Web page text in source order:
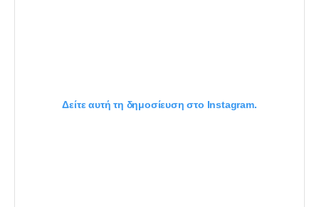
Δείτε αυτή τη δημοσίευση στο Instagram.